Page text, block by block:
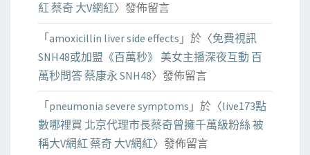
紅 蔡奇 大V網紅〉發佈留言
「 amoxicillin liver side effects 」於〈免費視訊
SNH48或加盟《百萬秒》 美女主播深夜互動 百
萬秒問答 蔡康永 SNH48〉發佈留言
「 pneumonia severe symptoms 」於〈live173點
數哪裡買 北京代理市長蔡奇曾擁千萬級粉絲 被
稱大V網紅 蔡奇 大V網紅〉發佈留言